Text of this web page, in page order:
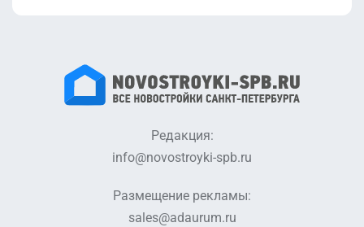
Редакция:
info@novostroyki-spb.ru
Размещение рекламы:
sales@adaurum.ru